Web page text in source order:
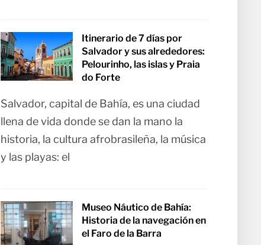
Itinerario de 7 días por
Salvador y sus alrededores:
Pelourinho, las islas y Praia
do Forte
Salvador, capital de Bahía, es una ciudad
llena de vida donde se dan la mano la
historia, la cultura afrobrasileña, la música
y las playas: el
Museo Náutico de Bahía:
Historia de la navegación en
el Faro de la Barra